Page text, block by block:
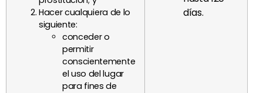
Hacer cualquiera de lo
siguiente:
conceder o
permitir
conscientemente
el uso del lugar
para fines de
días.